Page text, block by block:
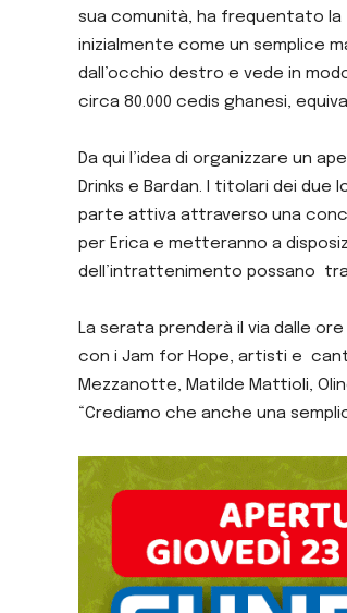
sua comunità, ha frequentato la
inizialmente come un semplice
dall’occhio destro e vede in
circa 80.000 cedis ghanesi,
Da qui l’idea di organizzare un
Drinks e Bardan.
I titolari dei due
parte attiva attraverso una
per Erica e metteranno a
dell’intrattenimento possano
La serata prenderà il via dalle ore
con i Jam for Hope, artisti e
Mezzanotte, Matilde Mattioli,
“Crediamo che anche una